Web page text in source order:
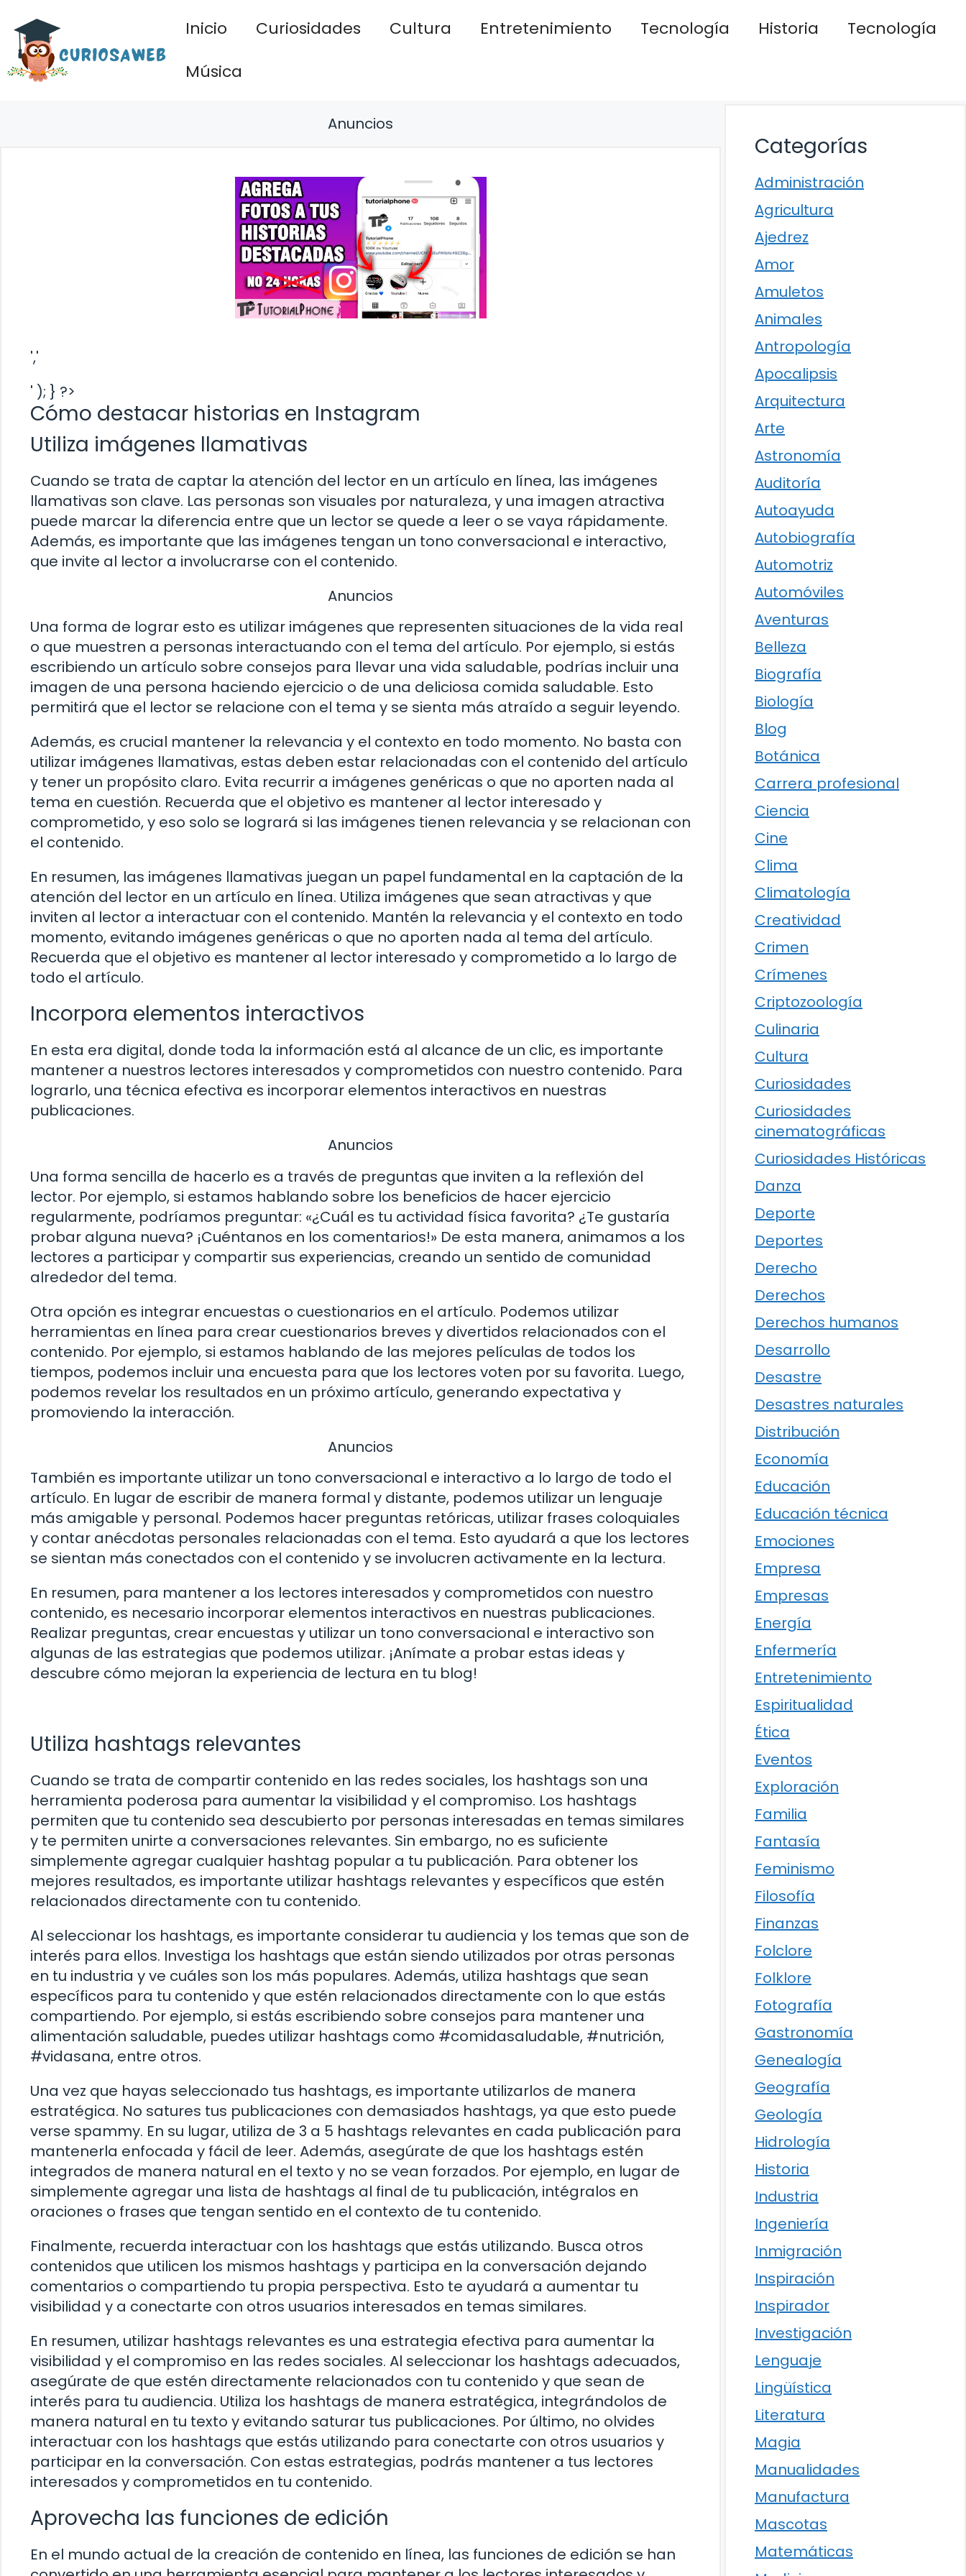
contenido
Inicio Curiosidades Cultura Entretenimiento Tecnología Historia
Tecnología
Música
Anuncios
','
' ); } ?>
Cómo destacar historias en Instagram
Utiliza imágenes llamativas
Cuando se trata de captar la atención del lector en un artículo en línea, las imágenes
llamativas son clave. Las personas son visuales por naturaleza, y una imagen atractiva
puede marcar la diferencia entre que un lector se quede a leer o se vaya rápidamente.
Además, es importante que las imágenes tengan un tono conversacional e interactivo,
que invite al lector a involucrarse con el contenido.
Anuncios
Una forma de lograr esto es utilizar imágenes que representen situaciones de la vida real
o que muestren a personas interactuando con el tema del artículo. Por ejemplo, si estás
escribiendo un artículo sobre consejos para llevar una vida saludable, podrías incluir una
imagen de una persona haciendo ejercicio o de una deliciosa comida saludable. Esto
permitirá que el lector se relacione con el tema y se sienta más atraído a seguir leyendo.
Además, es crucial mantener la relevancia y el contexto en todo momento. No basta con
utilizar imágenes llamativas, estas deben estar relacionadas con el contenido del artículo
y tener un propósito claro. Evita recurrir a imágenes genéricas o que no aporten nada al
tema en cuestión. Recuerda que el objetivo es mantener al lector interesado y
comprometido, y eso solo se logrará si las imágenes tienen relevancia y se relacionan con
el contenido.
En resumen, las imágenes llamativas juegan un papel fundamental en la captación de la
atención del lector en un artículo en línea. Utiliza imágenes que sean atractivas y que
inviten al lector a interactuar con el contenido. Mantén la relevancia y el contexto en todo
momento, evitando imágenes genéricas o que no aporten nada al tema del artículo.
Recuerda que el objetivo es mantener al lector interesado y comprometido a lo largo de
todo el artículo.
Incorpora elementos interactivos
En esta era digital, donde toda la información está al alcance de un clic, es importante
mantener a nuestros lectores interesados y comprometidos con nuestro contenido. Para
lograrlo, una técnica efectiva es incorporar elementos interactivos en nuestras
publicaciones.
Anuncios
Una forma sencilla de hacerlo es a través de preguntas que inviten a la reflexión del
lector. Por ejemplo, si estamos hablando sobre los beneficios de hacer ejercicio
regularmente, podríamos preguntar: «¿Cuál es tu actividad física favorita? ¿Te gustaría
probar alguna nueva? ¡Cuéntanos en los comentarios!» De esta manera, animamos a los
lectores a participar y compartir sus experiencias, creando un sentido de comunidad
alrededor del tema.
Otra opción es integrar encuestas o cuestionarios en el artículo. Podemos utilizar
herramientas en línea para crear cuestionarios breves y divertidos relacionados con el
contenido. Por ejemplo, si estamos hablando de las mejores películas de todos los
tiempos, podemos incluir una encuesta para que los lectores voten por su favorita. Luego,
podemos revelar los resultados en un próximo artículo, generando expectativa y
promoviendo la interacción.
Anuncios
También es importante utilizar un tono conversacional e interactivo a lo largo de todo el
artículo. En lugar de escribir de manera formal y distante, podemos utilizar un lenguaje
más amigable y personal. Podemos hacer preguntas retóricas, utilizar frases coloquiales
y contar anécdotas personales relacionadas con el tema. Esto ayudará a que los lectores
se sientan más conectados con el contenido y se involucren activamente en la lectura.
En resumen, para mantener a los lectores interesados y comprometidos con nuestro
contenido, es necesario incorporar elementos interactivos en nuestras publicaciones.
Realizar preguntas, crear encuestas y utilizar un tono conversacional e interactivo son
algunas de las estrategias que podemos utilizar. ¡Anímate a probar estas ideas y
descubre cómo mejoran la experiencia de lectura en tu blog!
Utiliza hashtags relevantes
Cuando se trata de compartir contenido en las redes sociales, los hashtags son una
herramienta poderosa para aumentar la visibilidad y el compromiso. Los hashtags
permiten que tu contenido sea descubierto por personas interesadas en temas similares
y te permiten unirte a conversaciones relevantes. Sin embargo, no es suficiente
simplemente agregar cualquier hashtag popular a tu publicación. Para obtener los
mejores resultados, es importante utilizar hashtags relevantes y específicos que estén
relacionados directamente con tu contenido.
Al seleccionar los hashtags, es importante considerar tu audiencia y los temas que son de
interés para ellos. Investiga los hashtags que están siendo utilizados por otras personas
en tu industria y ve cuáles son los más populares. Además, utiliza hashtags que sean
específicos para tu contenido y que estén relacionados directamente con lo que estás
compartiendo. Por ejemplo, si estás escribiendo sobre consejos para mantener una
alimentación saludable, puedes utilizar hashtags como #comidasaludable, #nutrición,
#vidasana, entre otros.
Una vez que hayas seleccionado tus hashtags, es importante utilizarlos de manera
estratégica. No satures tus publicaciones con demasiados hashtags, ya que esto puede
verse spammy. En su lugar, utiliza de 3 a 5 hashtags relevantes en cada publicación para
mantenerla enfocada y fácil de leer. Además, asegúrate de que los hashtags estén
integrados de manera natural en el texto y no se vean forzados. Por ejemplo, en lugar de
simplemente agregar una lista de hashtags al final de tu publicación, intégralos en
oraciones o frases que tengan sentido en el contexto de tu contenido.
Finalmente, recuerda interactuar con los hashtags que estás utilizando. Busca otros
contenidos que utilicen los mismos hashtags y participa en la conversación dejando
comentarios o compartiendo tu propia perspectiva. Esto te ayudará a aumentar tu
visibilidad y a conectarte con otros usuarios interesados en temas similares.
En resumen, utilizar hashtags relevantes es una estrategia efectiva para aumentar la
visibilidad y el compromiso en las redes sociales. Al seleccionar los hashtags adecuados,
asegúrate de que estén directamente relacionados con tu contenido y que sean de
interés para tu audiencia. Utiliza los hashtags de manera estratégica, integrándolos de
manera natural en tu texto y evitando saturar tus publicaciones. Por último, no olvides
interactuar con los hashtags que estás utilizando para conectarte con otros usuarios y
participar en la conversación. Con estas estrategias, podrás mantener a tus lectores
interesados y comprometidos en tu contenido.
Aprovecha las funciones de edición
En el mundo actual de la creación de contenido en línea, las funciones de edición se han
Categorías
Administración
Agricultura
Ajedrez
Amor
Amuletos
Animales
Antropología
Apocalipsis
Arquitectura
Arte
Astronomía
Auditoría
Autoayuda
Autobiografía
Automotriz
Automóviles
Aventuras
Belleza
Biografía
Biología
Blog
Botánica
Carrera profesional
Ciencia
Cine
Clima
Climatología
Creatividad
Crimen
Crímenes
Criptozoología
Culinaria
Cultura
Curiosidades
Curiosidades
cinematográficas
Curiosidades Históricas
Danza
Deporte
Deportes
Derecho
Derechos
Derechos humanos
Desarrollo
Desastre
Desastres naturales
Distribución
Economía
Educación
Educación técnica
Emociones
Empresa
Empresas
Energía
Enfermería
Entretenimiento
Espiritualidad
Ética
Eventos
Exploración
Familia
Fantasía
Feminismo
Filosofía
Finanzas
Folclore
Folklore
Fotografía
Gastronomía
Genealogía
Geografía
Geología
Hidrología
Historia
Industria
Ingeniería
Inmigración
Inspiración
Inspirador
Investigación
Lenguaje
Lingüística
Literatura
Magia
Manualidades
Manufactura
Mascotas
Matemáticas